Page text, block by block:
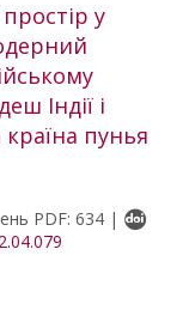
у
Індії і
пунья
PDF: 634 |